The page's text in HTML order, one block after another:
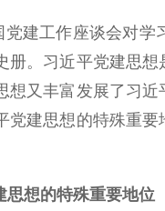
工作座谈会对学
。习近平党建思
又丰富发展了习
建思想的特殊重
思想的特殊重要地位